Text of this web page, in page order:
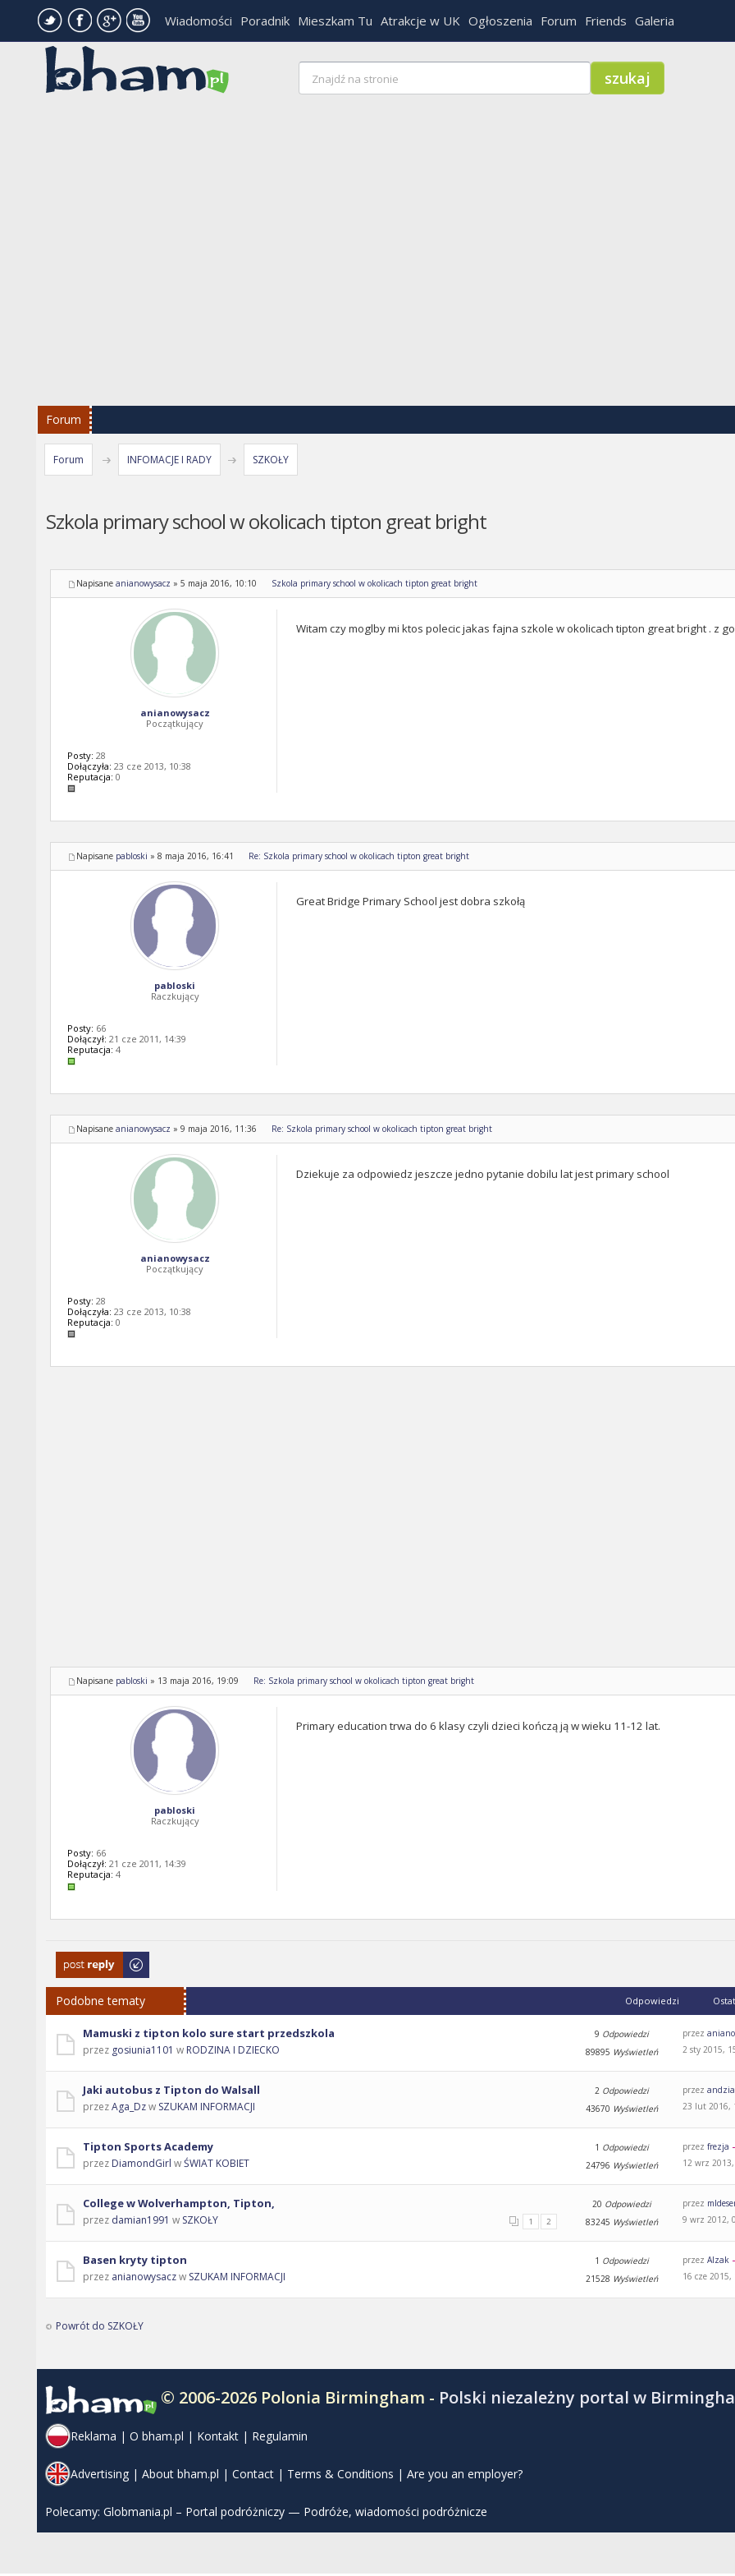
Wiadomości Poradnik Mieszkam Tu Atrakcje w UK Ogłoszenia Forum Friends Galeria
Forum
Forum INFOMACJE I RADY SZKOŁY
Szkola primary school w okolicach tipton great bright
Napisane anianowysacz » 5 maja 2016, 10:10 Szkola primary school w okolicach tipton great bright
Witam czy moglby mi ktos polecic jakas fajna szkole w okolicach tipton great bright . z
anianowysacz
Początkujący
Posty: 28
Dołączyła: 23 cze 2013, 10:38
Reputacja: 0
Napisane pabloski » 8 maja 2016, 16:41 Re: Szkola primary school w okolicach tipton great bright
Great Bridge Primary School jest dobra szkołą
pabloski
Raczkujący
Posty: 66
Dołączył: 21 cze 2011, 14:39
Reputacja: 4
Napisane anianowysacz » 9 maja 2016, 11:36 Re: Szkola primary school w okolicach tipton great bright
Dziekuje za odpowiedz jeszcze jedno pytanie dobilu lat jest primary school
anianowysacz
Początkujący
Posty: 28
Dołączyła: 23 cze 2013, 10:38
Reputacja: 0
Napisane pabloski » 13 maja 2016, 19:09 Re: Szkola primary school w okolicach tipton great bright
Primary education trwa do 6 klasy czyli dzieci kończą ją w wieku 11-12 lat.
pabloski
Raczkujący
Posty: 66
Dołączył: 21 cze 2011, 14:39
Reputacja: 4
Odpowiedz
Podobne tematy Odpowiedzi
Mamuski z tipton kolo sure start przedszkola
przez gosiunia1101 w RODZINA I DZIECKO
9 Odpowiedzi
89895 Wyświetleń
przez
2 sty 2015,
Jaki autobus z Tipton do Walsall
przezAga_Dzw SZUKAM INFORMACJI
2 Odpowiedzi
43670 Wyświetleń
przez
23 lut 2016,
Tipton Sports Academy
przez DiamondGirl wŚWIAT KOBIET
1 Odpowiedzi
24796 Wyświetleń
przezfrezja
12 wrz
College w Wolverhampton, Tipton,
1 2
przez damian1991 w SZKOŁY
20 Odpowiedzi
83245 Wyświetleń
przez
9 wrz 2012,
Basen kryty tipton
przez anianowysaczw SZUKAM INFORMACJI
1 Odpowiedzi
21528 Wyświetleń
przezAlzak
16 cze 2015,
Powrót do SZKOŁY
© 2006-2026 Polonia Birmingham - Polski niezależny portal w
Reklama | O bham.pl | Kontakt | Regulamin
Advertising | About bham.pl | Contact | Terms & Conditions | Are you an employer?
Polecamy: Globmania.pl – Portal podróżniczy — Podróże, wiadomości podróżnicze